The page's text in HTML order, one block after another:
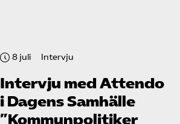
8 juli Intervju
Intervju med Attendo
i Dagens Samhälle
”Kommunpolitiker